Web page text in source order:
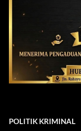
POLITIK KRIMINAL